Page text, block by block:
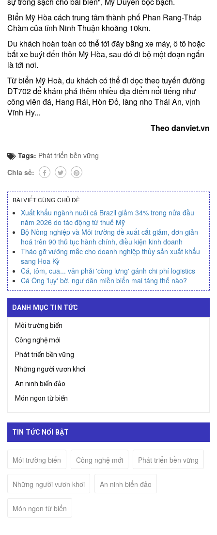
Biển Mỹ Hòa cách trung tâm thành phố Phan Rang-Tháp
Chàm của tỉnh Ninh Thuận khoảng 10km.
Du khách hoàn toàn có thể tới đây bằng xe máy, ô tô hoặc
bắt xe buýt đến thôn Mỹ Hòa, sau đó đi bộ một đoạn ngắn
là tới nơi.
Từ biển Mỹ Hoà, du khách có thể đi dọc theo tuyến đường
ĐT702 để khám phá thêm nhiều địa điểm nổi tiếng như
công viên đá, Hang Rái, Hòn Đỏ, làng nho Thái An, vịnh
Vĩnh Hy...
Theo danviet.vn
Tags: Phát triển bền vững
Chia sẻ:
BÀI VIẾT CÙNG CHỦ ĐỀ
Xuất khẩu ngành nuôi cá Brazil giảm 34% trong nửa đầu
năm 2026 do tác động từ thuế Mỹ
Bộ Nông nghiệp và Môi trường đề xuất cắt giảm, đơn giản
hoá trên 90 thủ tục hành chính, điều kiện kinh doanh
Tháo gỡ vướng mắc cho doanh nghiệp thủy sản xuất khẩu
sang Hoa Kỳ
Cá, tôm, cua... vẫn phải 'còng lưng' gánh chi phí logistics
Cá Ông 'lụy' bờ, ngư dân miền biển mai táng thế nào?
DANH MỤC TIN TỨC
Môi trường biển
Công nghệ mới
Phát triển bền vững
Những người vươn khơi
An ninh biển đảo
Món ngon từ biển
TIN TỨC NỔI BẬT
Môi trường biển Công nghệ mới Phát triển bền vững
Những người vươn khơi An ninh biển đảo
Món ngon từ biển